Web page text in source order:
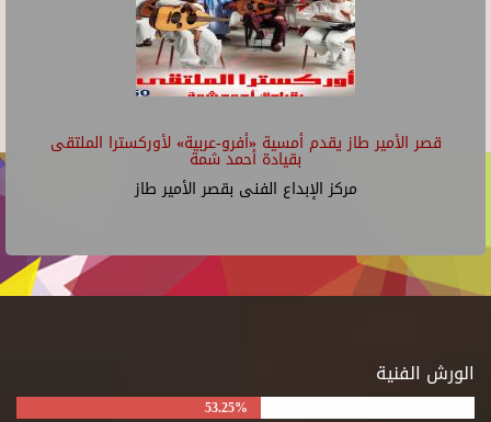
قصر الأمير طاز يقدم أمسية «أفرو-عربية» لأوركسترا الملتقى
بقيادة أحمد شمة
مركز الإبداع الفنى بقصر الأمير طاز
الورش الفنية
53.25%